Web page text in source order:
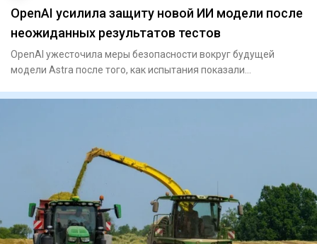
OpenAI усилила защиту новой ИИ модели после
неожиданных результатов тестов
OpenAI ужесточила меры безопасности вокруг будущей
модели Astra после того, как испытания показали